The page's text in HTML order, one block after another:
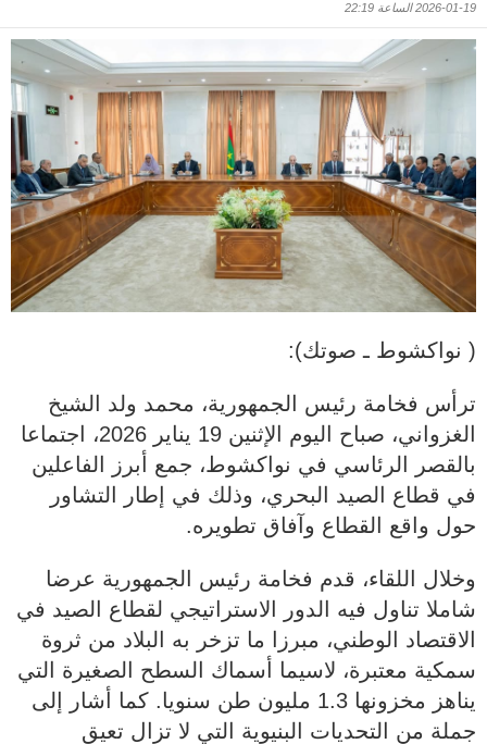
2026-01-19 الساعة 22:19
( نواكشوط ـ صوتك):
ترأس فخامة رئيس الجمهورية، محمد ولد الشيخ
الغزواني، صباح اليوم الإثنين 19 يناير 2026، اجتماعا
بالقصر الرئاسي في نواكشوط، جمع أبرز الفاعلين
في قطاع الصيد البحري، وذلك في إطار التشاور
حول واقع القطاع وآفاق تطويره.
وخلال اللقاء، قدم فخامة رئيس الجمهورية عرضا
شاملا تناول فيه الدور الاستراتيجي لقطاع الصيد في
الاقتصاد الوطني، مبرزا ما تزخر به البلاد من ثروة
سمكية معتبرة، لاسيما أسماك السطح الصغيرة التي
يناهز مخزونها 1.3 مليون طن سنويا. كما أشار إلى
جملة من التحديات البنيوية التي لا تزال تعيق